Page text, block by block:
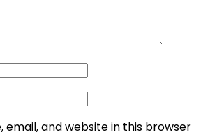
email, and website in this browser